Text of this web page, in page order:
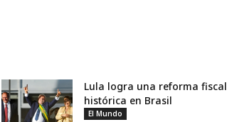
Lula logra una reforma fiscal
histórica en Brasil
El Mundo